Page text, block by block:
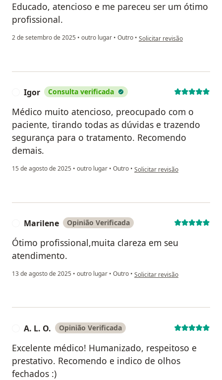
Educado, atencioso e me pareceu ser um ótimo
profissional.
2 de setembro de 2025 • outro lugar • Outro • na opinião do utilizador
Solicitar revisão
Igor Consulta verificada
Médico muito atencioso, preocupado com o
paciente, tirando todas as dúvidas e trazendo
segurança para o tratamento. Recomendo
demais.
15 de agosto de 2025 • outro lugar • Outro • na opinião do utilizador Igor
Solicitar revisão
Marilene Opinião Verificada
Ótimo profissional,muita clareza em seu
atendimento.
13 de agosto de 2025 • outro lugar • Outro • na opinião do utilizador
Solicitar revisão
A. L. O. Opinião Verificada
Excelente médico! Humanizado, respeitoso e
prestativo. Recomendo e indico de olhos
fechados :)